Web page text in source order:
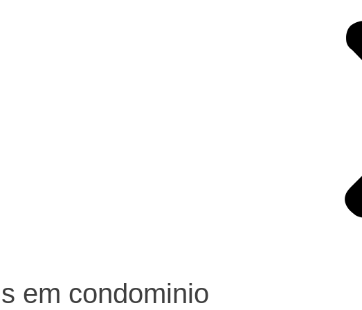
em condominio